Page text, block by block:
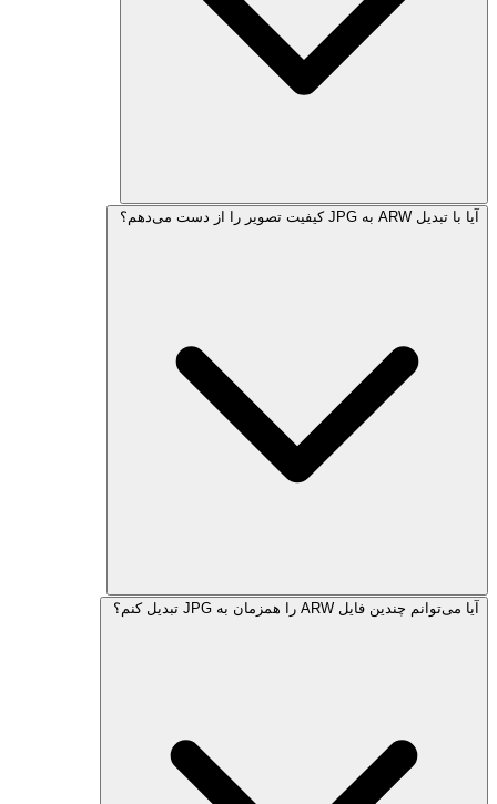
آیا با تبدیل ARW به JPG کیفیت تصویر را از دست می‌دهم؟
آیا می‌توانم چندین فایل ARW را همزمان به JPG تبدیل کنم؟